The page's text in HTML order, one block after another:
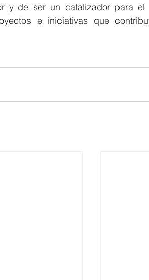
y de ser un catalizador para el
e iniciativas que